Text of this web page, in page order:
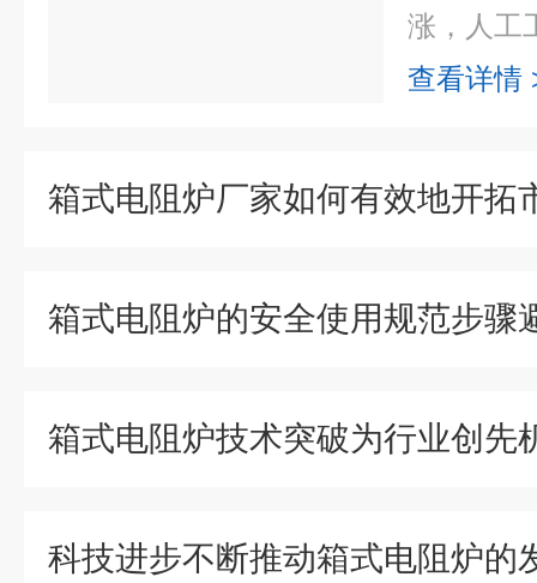
涨，人工
查看详情
箱式电阻炉厂家如何有效地开拓
箱式电阻炉技术突破为行业创先
科技进步不断推动箱式电阻炉的